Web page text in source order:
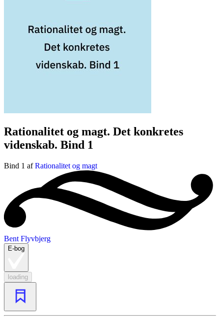
Rationalitet og magt. Det konkretes
videnskab. Bind 1
Bind 1 afRationalitet og magt
Bent Flyvbjerg
E-bog
loading